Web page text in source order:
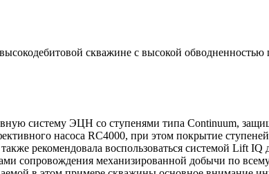
скважине с высокой
систему ЭЦН со ступенями типа Continuum,
насоса RC4000, при этом покрытие
рекомендовала воспользоваться системой Lift
сопровождения механизированной добычи по